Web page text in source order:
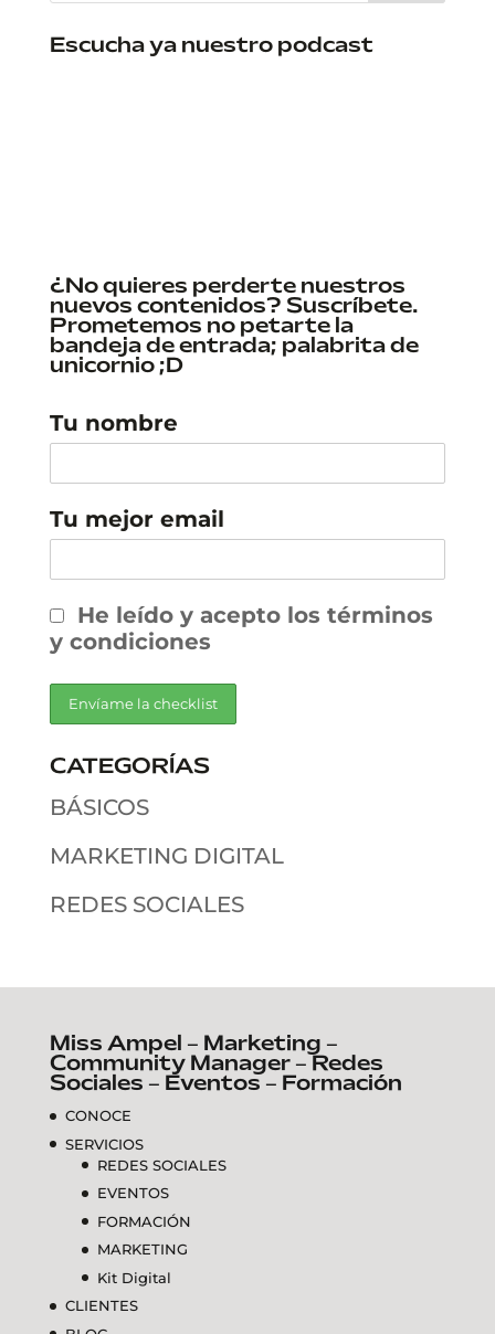
Escucha ya nuestro podcast
¿No quieres perderte nuestros
nuevos contenidos? Suscríbete.
Prometemos no petarte la
bandeja de entrada; palabrita de
unicornio ;D
Tu nombre
Tu mejor email
He leído y acepto los términos
y condiciones
CATEGORÍAS
BÁSICOS
MARKETING DIGITAL
REDES SOCIALES
Miss Ampel – Marketing –
Community Manager – Redes
Sociales – Eventos – Formación
CONOCE
SERVICIOS
REDES SOCIALES
EVENTOS
FORMACIÓN
MARKETING
Kit Digital
CLIENTES